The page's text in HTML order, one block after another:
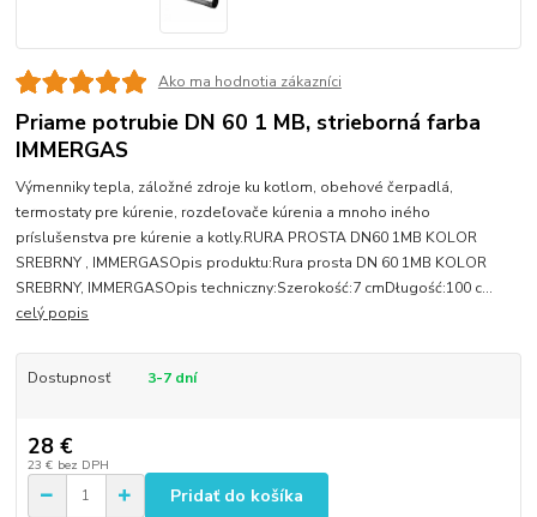
Ako ma hodnotia zákazníci
Priame potrubie DN 60 1 MB, strieborná farba
IMMERGAS
Výmenniky tepla, záložné zdroje ku kotlom, obehové čerpadlá,
termostaty pre kúrenie, rozdeľovače kúrenia a mnoho iného
príslušenstva pre kúrenie a kotly.RURA PROSTA DN60 1MB KOLOR
SREBRNY , IMMERGASOpis produktu:Rura prosta DN 60 1MB KOLOR
SREBRNY, IMMERGASOpis techniczny:Szerokość:7 cmDługość:100 c...
celý popis
Dostupnosť 3-7 dní
28 €
23 € bez DPH
Pridať do košíka